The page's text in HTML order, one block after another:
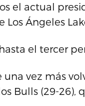
el actual
Ángeles
el tercer
una vez más
Bulls (29-26),